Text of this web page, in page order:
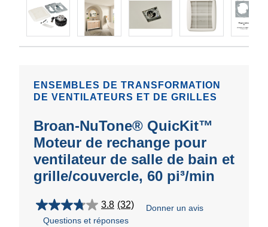
ENSEMBLES DE TRANSFORMATION
DE VENTILATEURS ET DE GRILLES
Broan-NuTone® QuicKit™
Moteur de rechange pour
ventilateur de salle de bain et
grille/couvercle, 60 pi³/min
3.8 (32)
3.8
étoile(s)
Donner un avis
Questions et réponses